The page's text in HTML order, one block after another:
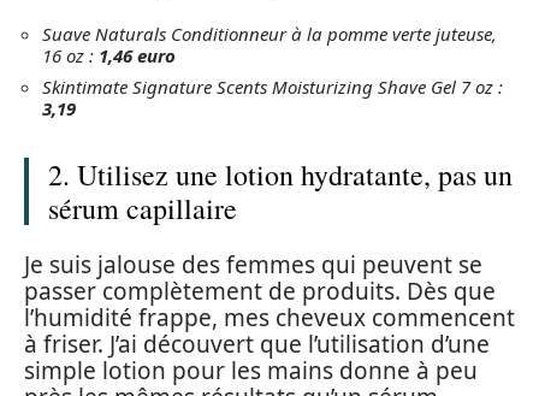
Suave Naturals Conditionneur à la pomme verte juteuse,
16 oz : 1,46 euro
Skintimate Signature Scents Moisturizing Shave Gel 7 oz :
3,19
2. Utilisez une lotion hydratante, pas un
sérum capillaire
Je suis jalouse des femmes qui peuvent se
passer complètement de produits. Dès que
l’humidité frappe, mes cheveux commencent
à friser. J’ai découvert que l’utilisation d’une
simple lotion pour les mains donne à peu